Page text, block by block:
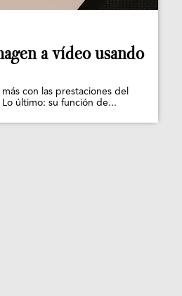
a vídeo usando
con las prestaciones del
último: su función de...